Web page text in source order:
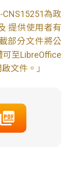
CNS15251為政
提供使用者有
部分文件將公
至LibreOffice
文件。」